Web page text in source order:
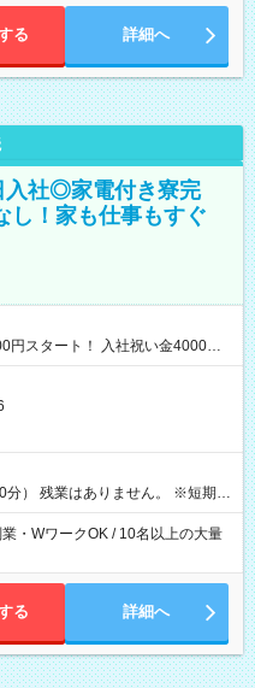
る 詳細へ
入社◎家電付き寮完
し！家も仕事もすぐ
スタート！ 入社祝い金4000円
残業はありません。 ※短期の
ご了承くださいませ。
・WワークOK / 10名以上の大量
る 詳細へ